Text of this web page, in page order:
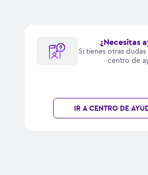
¿Necesitas
Si tienes otras
centro de
IR A CENTRO DE